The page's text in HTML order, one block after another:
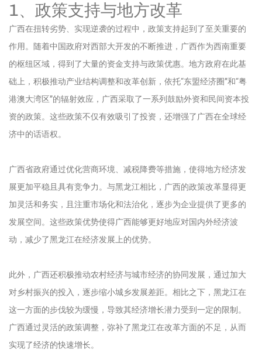
1、政策支持与地方改革
广西在扭转劣势、实现逆袭的过程中，政策支持起到了至关重要的
作用。随着中国政府对西部大开发的不断推进，广西作为西南重要
的枢纽区域，得到了大量的资金支持与政策优惠。地方政府在此基
础上，积极推动产业结构调整和改革创新，依托“东盟经济圈”和“粤
港澳大湾区”的辐射效应，广西采取了一系列鼓励外资和民间资本投
资的政策。这些政策不仅有效吸引了投资，还增强了广西在全球经
济中的话语权。
广西省政府通过优化营商环境、减税降费等措施，使得地方经济发
展更加平稳且具有竞争力。与黑龙江相比，广西的政策改革显得更
加灵活和务实，且注重市场化和法治化，逐步为企业提供了更多的
发展空间。这些政策优势使得广西能够更好地应对国内外经济波
动，减少了黑龙江在经济发展上的优势。
此外，广西还积极推动农村经济与城市经济的协同发展，通过加大
对乡村振兴的投入，逐步缩小城乡发展差距。相比之下，黑龙江在
这一方面的步伐较为缓慢，导致其经济增长潜力受到一定的限制。
广西通过灵活的政策调整，弥补了黑龙江在改革方面的不足，从而
实现了经济的快速增长。